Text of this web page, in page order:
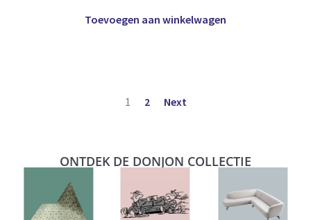
Toevoegen aan winkelwagen
1 2 Next
ONTDEK DE DONJON COLLECTIE